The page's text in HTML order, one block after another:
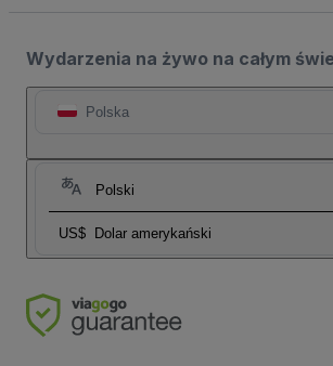
Wydarzenia na żywo na całym
Polska
Polski
US$ Dolar amerykański